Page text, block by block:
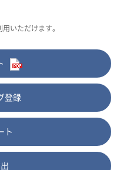
いただけます。
登録
ト